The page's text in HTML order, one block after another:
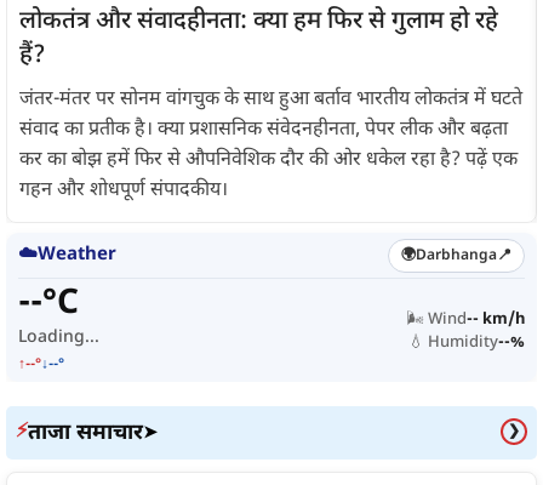
लोकतंत्र और संवादहीनता: क्या हम फिर से गुलाम हो रहे
हैं?
जंतर-मंतर पर सोनम वांगचुक के साथ हुआ बर्ताव भारतीय लोकतंत्र में घटते
संवाद का प्रतीक है। क्या प्रशासनिक संवेदनहीनता, पेपर लीक और बढ़ता
कर का बोझ हमें फिर से औपनिवेशिक दौर की ओर धकेल रहा है? पढ़ें एक
गहन और शोधपूर्ण संपादकीय।
☁️Weather 🌍Darbhanga📍
--°C
Loading...
↑--°↓--°
🌬️ Wind-- km/h
💧 Humidity--%
⚡ताजा समाचार➤ ❯